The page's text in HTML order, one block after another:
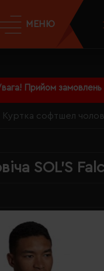
Прийом замовлень
МЕНЮ
Куртка софтшел
SOL'S